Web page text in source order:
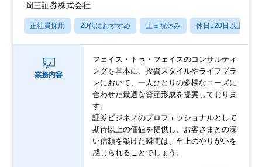
岡三証券株式会社
正社員採用 20代におすすめ 土日祝休み 休日120日以上
業務内容
フェイス・トゥ・フェイスのコンサルティ
ングを基本に、投資スタイルやライフプラ
ンにおいて、一人ひとりの多様なニーズに
合わせた最適な資産形成を提案しておりま
す。
証券ビジネスのプロフェッショナルとして
期待以上の価値を提供し、お客さまとの深
い信頼を築けた瞬間は、至上のやりがいを
感じられることでしょう。